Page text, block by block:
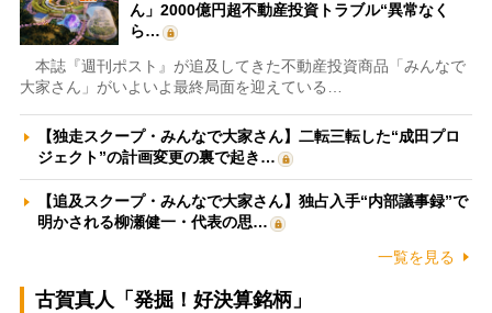
ん」2000億円超不動産投資トラブル“異常なく
ら…
本誌『週刊ポスト』が追及してきた不動産投資商品「みんなで
大家さん」がいよいよ最終局面を迎えている…
【独走スクープ・みんなで大家さん】二転三転した“成田プロ
ジェクト”の計画変更の裏で起き…
【追及スクープ・みんなで大家さん】独占入手“内部議事録”で
明かされる柳瀬健一・代表の思…
一覧を見る
古賀真人「発掘！好決算銘柄」